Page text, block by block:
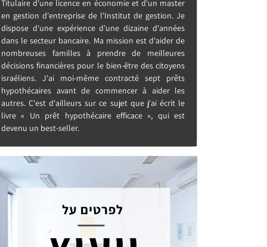
Titulaire d'une licence en économie et d'un master
en gestion d'entreprise de l'Institut de gestion. Je
dispose d'une expérience d'une dizaine d'années
dans le secteur bancaire. Ma mission est d'aider de
nombreuses familles à prendre de meilleures
décisions financières pour le bien-être des citoyens
israéliens. J'ai moi-même contracté sept prêts
hypothécaires avant de commencer à aider les
autres. C'est d'ailleurs sur ce sujet que j'ai écrit le
livre « Un prêt hypothécaire efficace », qui est
devenu un best-seller.